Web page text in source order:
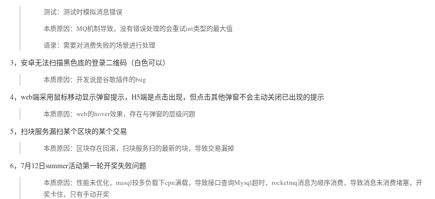
测试：测试时模拟消息错误
本质原因：MQ机制导致，没有错误处理的会重试int类型的最大值
语录：需要对消费失败的场景进行处理
3，安卓无法扫描黑色底的登录二维码（白色可以）
本质原因：开发说是谷歌插件的bug
4，web端采用鼠标移动显示弹窗提示，H5端是点击出现，但点击其他弹窗不会主动关闭已出现的提示
本质原因：web的hover效果，存在与弹窗的层级问题
5，扫块服务漏扫某个区块的某个交易
本质原因：区块存在回滚，扫块服务扫的最新的块，导致交易漏掉
6，7月12日summer活动第一轮开奖失败问题
本质原因：性能未优化，masql较多负载下cpu满载，导致接口查询Mysql超时，rocketmq消息为顺序消费，导致消息未消费堵塞，开
奖卡住，只有手动开奖